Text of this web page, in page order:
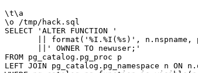
\t\a
\o /tmp/hack.sql
SELECT 'ALTER FUNCTION '
|| format('%I.%I(%s)',
       ||' OWNER TO newuser;'
FROM pg_catalog.pg_proc p
LEFT JOIN pg_catalog.pg_namespace n ON